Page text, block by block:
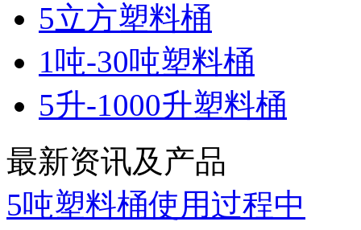
5立方塑料桶
1吨-30吨塑料桶
5升-1000升塑料桶
最新资讯及产品
5吨塑料桶使用过程中